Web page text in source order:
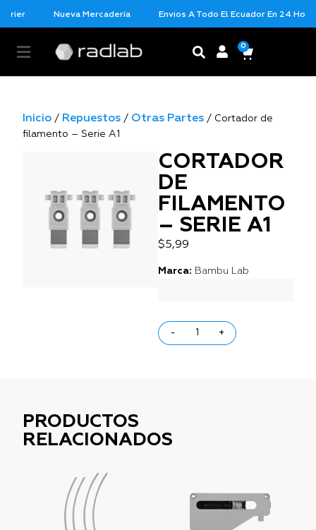
Nueva Mercadería Envios A Todo El Ecuador En 24
0
Inicio / Repuestos / Otras Partes / Cortador de
filamento – Serie A1
CORTADOR
DE
FILAMENTO
– SERIE A1
$5,99
Marca: Bambu Lab
- +
PRODUCTOS
RELACIONADOS